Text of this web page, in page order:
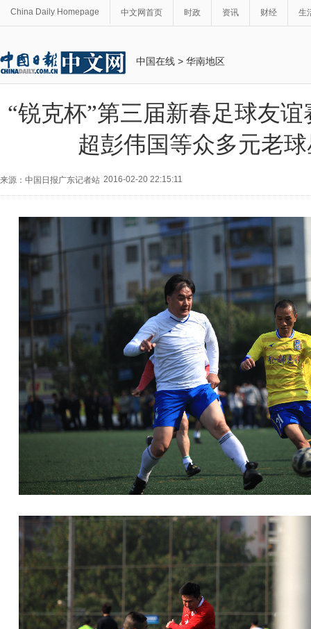
China Daily Homepage 中文网首页 时政 资讯 财经 生
中国在线 > 华南地区
“锐克杯”第三届新春足球友
超彭伟国等众多元老
来源：中国日报广东记者站 2016-02-20 22:15:11